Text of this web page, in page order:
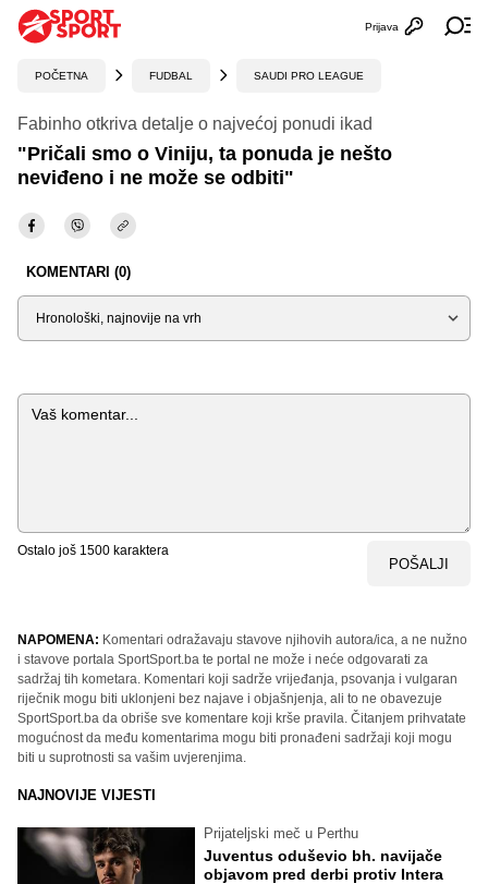
Otvori
Prijava
POČETNA FUDBAL SAUDI PRO LEAGUE
Fabinho otkriva detalje o najvećoj ponudi ikad
"Pričali smo o Viniju, ta ponuda je nešto
neviđeno i ne može se odbiti"
KOMENTARI (0)
Sortiraj
Komentar
Ostalo još 1500 karaktera
POŠALJI
NAPOMENA: Komentari odražavaju stavove njihovih autora/ica, a ne nužno
i stavove portala SportSport.ba te portal ne može i neće odgovarati za
sadržaj tih kometara. Komentari koji sadrže vrijeđanja, psovanja i vulgaran
riječnik mogu biti uklonjeni bez najave i objašnjenja, ali to ne obavezuje
SportSport.ba da obriše sve komentare koji krše pravila. Čitanjem prihvatate
mogućnost da među komentarima mogu biti pronađeni sadržaji koji mogu
biti u suprotnosti sa vašim uvjerenjima.
NAJNOVIJE VIJESTI
Prijateljski meč u Perthu
Juventus oduševio bh. navijače
objavom pred derbi protiv Intera